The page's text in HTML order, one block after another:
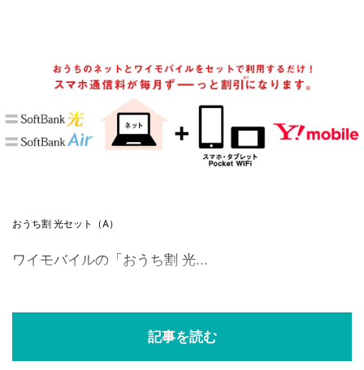
おうち割 光セット（A）
ワイモバイルの「おうち割 光...
記事を読む